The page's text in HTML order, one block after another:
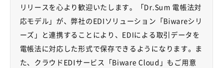
リリースを心より歓迎いたします。「Dr.Sum 電帳法対
応モデル」が、弊社のEDIソリューション「Biwareシリ
ーズ」と連携することにより、EDIによる取引データを
電帳法に対応した形式で保存できるようになります。ま
た、クラウドEDIサービス「Biware Cloud」もご用意